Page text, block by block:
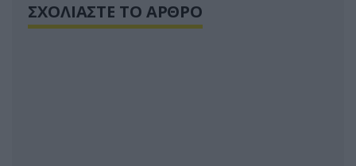
ΣΧΟΛΙΑΣΤΕ ΤΟ ΑΡΘΡΟ